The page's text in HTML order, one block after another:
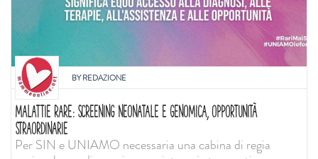
BYREDAZIONE
MALATTIE RARE: SCREENING NEONATALE E GENOMICA, OPPORTUNITÀ
STRAORDINARIE
Per SIN e UNIAMO necessaria una cabina di regia